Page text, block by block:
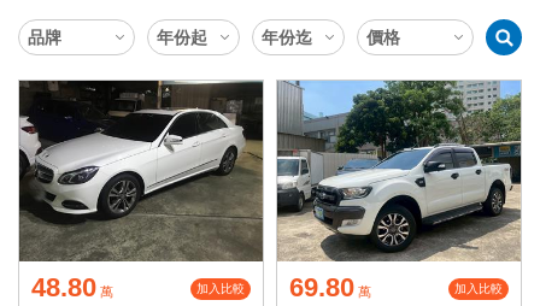
48.80 萬 加入比較 69.80 萬 加入比較